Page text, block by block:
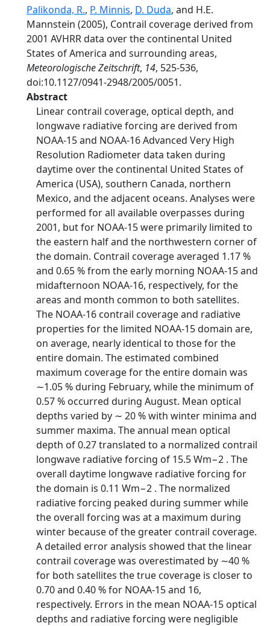
Palikonda, R., P. Minnis, D. Duda, and H.E.
Mannstein (2005), Contrail coverage derived from
2001 AVHRR data over the continental United
States of America and surrounding areas,
Meteorologische Zeitschrift, 14, 525-536,
doi:10.1127/0941-2948/2005/0051.
Abstract
Linear contrail coverage, optical depth, and
longwave radiative forcing are derived from
NOAA-15 and NOAA-16 Advanced Very High
Resolution Radiometer data taken during
daytime over the continental United States of
America (USA), southern Canada, northern
Mexico, and the adjacent oceans. Analyses were
performed for all available overpasses during
2001, but for NOAA-15 were primarily limited to
the eastern half and the northwestern corner of
the domain. Contrail coverage averaged 1.17 %
and 0.65 % from the early morning NOAA-15 and
midafternoon NOAA-16, respectively, for the
areas and month common to both satellites.
The NOAA-16 contrail coverage and radiative
properties for the limited NOAA-15 domain are,
on average, nearly identical to those for the
entire domain. The estimated combined
maximum coverage for the entire domain was
∼1.05 % during February, while the minimum of
0.57 % occurred during August. Mean optical
depths varied by ∼ 20 % with winter minima and
summer maxima. The annual mean optical
depth of 0.27 translated to a normalized contrail
longwave radiative forcing of 15.5 Wm−2 . The
overall daytime longwave radiative forcing for
the domain is 0.11 Wm−2 . The normalized
radiative forcing peaked during summer while
the overall forcing was at a maximum during
winter because of the greater contrail coverage.
A detailed error analysis showed that the linear
contrail coverage was overestimated by ∼40 %
for both satellites the true coverage is closer to
0.70 and 0.40 % for NOAA-15 and 16,
respectively. Errors in the mean NOAA-15 optical
depths and radiative forcing were negligible